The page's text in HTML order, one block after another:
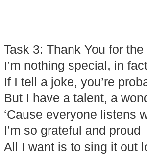
Task 3: Thank You for
I’m nothing special, in
If I tell a joke, you’re
But I have a talent, a
‘Cause everyone listens
I’m so grateful and proud
All I want is to sing it out